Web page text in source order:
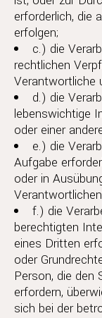
erforderlich, die
erfolgen;
c.) die
rechtlichen
Verantwortliche
d.) die
lebenswichtige
oder einer
e.) die
Aufgabe
oder in
f.) die
berechtigten
eines Dritten
oder
Person, die den
erfordern,
sich bei der